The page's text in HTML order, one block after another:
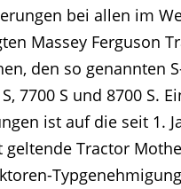
bei allen im
Massey Ferguson
den so genannten
S, 7700 S und 8700 S.
ist auf die seit 1.
geltende Tractor